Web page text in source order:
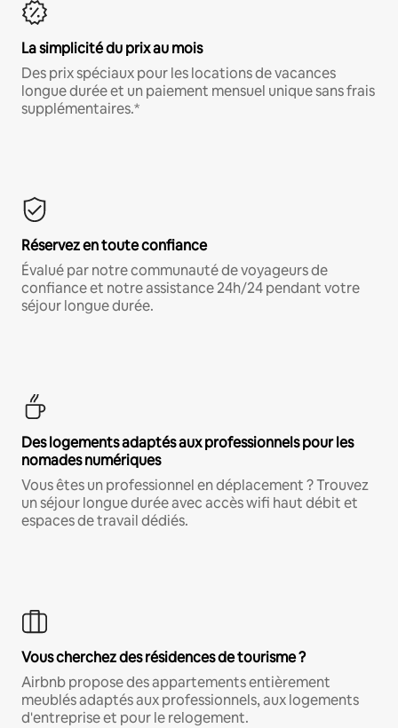
La simplicité du prix au mois
Des prix spéciaux pour les locations de vacances
longue durée et un paiement mensuel unique sans frais
supplémentaires.*
Réservez en toute confiance
Évalué par notre communauté de voyageurs de
confiance et notre assistance 24h/24 pendant votre
séjour longue durée.
Des logements adaptés aux professionnels pour les
nomades numériques
Vous êtes un professionnel en déplacement ? Trouvez
un séjour longue durée avec accès wifi haut débit et
espaces de travail dédiés.
Vous cherchez des résidences de tourisme ?
Airbnb propose des appartements entièrement
meublés adaptés aux professionnels, aux logements
d'entreprise et pour le relogement.